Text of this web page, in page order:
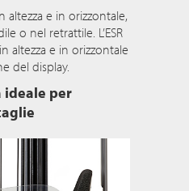
altezza e in orizzontale,
o nel retrattile. L’ESR
altezza e in orizzontale
del display.
ideale per